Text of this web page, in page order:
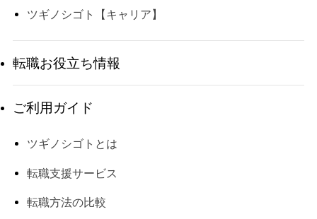
ツギノシゴト【キャリア】
転職お役立ち情報
ご利用ガイド
ツギノシゴトとは
転職支援サービス
転職方法の比較